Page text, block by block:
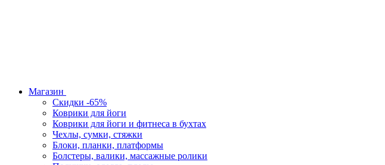
Магазин
Скидки -65%
Коврики для йоги
Коврики для йоги и фитнеса в бухтах
Чехлы, сумки, стяжки
Блоки, планки, платформы
Болстеры, валики, массажные ролики